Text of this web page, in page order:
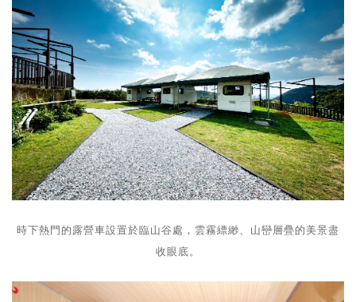
時下熱門的露營車設置於臨山谷處，雲霧縹緲、山巒層疊的美景盡
收眼底。